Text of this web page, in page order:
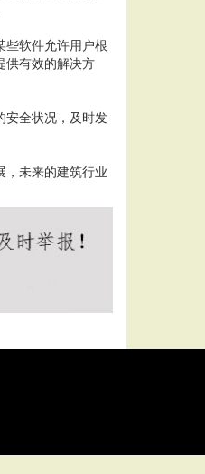
些软件允许用户根
供有效的解决方
安全状况，及时发
，未来的建筑行业